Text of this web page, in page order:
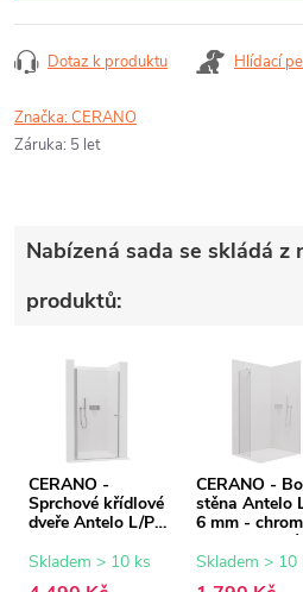
Dotaz k produktu Hlídací
Značka:CERANO
Záruka: 5 let
Nabízená sada se skládá z
produktů:
CERANO -
Sprchové křídlové
dveře Antelo L/P -
transparentní sklo
- 100x190 cm
Skladem > 10 ks
CERANO -
stěna Antelo
6 mm -
transparentní
- 30x190 cm
Skladem > 10